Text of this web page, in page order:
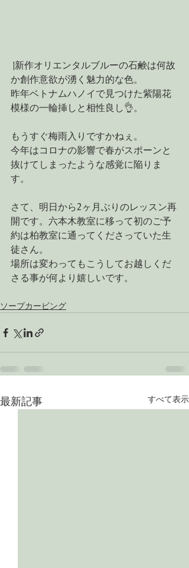
↑新作オリエンタルブルーの石鹸は何故
か創作意欲が湧く魅力的な色。
昨年ベトナムハノイで見つけた紫陽花
模様の一輪挿しと相性良し👌。
もうすぐ梅雨入りですかねぇ。
今年はコロナの影響で春がスポーンと
抜けてしまったような感覚に陥りま
す。
さて、明日から2ヶ月ぶりのレッスン再
開です。六本木教室に移って初のご予
約は柏教室に通ってくださっていた生
徒さん。
場所は変わってもこうしてお越しくだ
さる事が何より嬉しいです。
ソープカービング
最新記事 すべて表示